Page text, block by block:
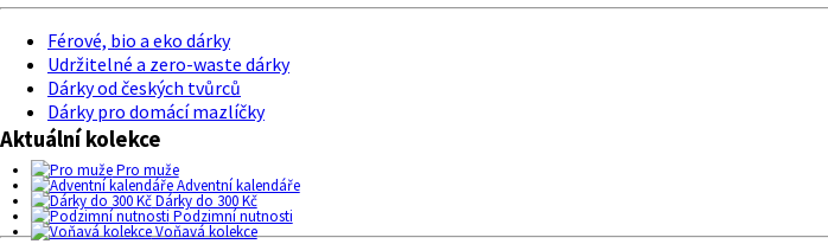
Férové, bio a eko dárky
Udržitelné a zero-waste dárky
Dárky od českých tvůrců
Dárky pro domácí mazlíčky
Aktuální kolekce
Pro muže
Adventní kalendáře
Dárky do 300 Kč
Podzimní nutnosti
Voňavá kolekce